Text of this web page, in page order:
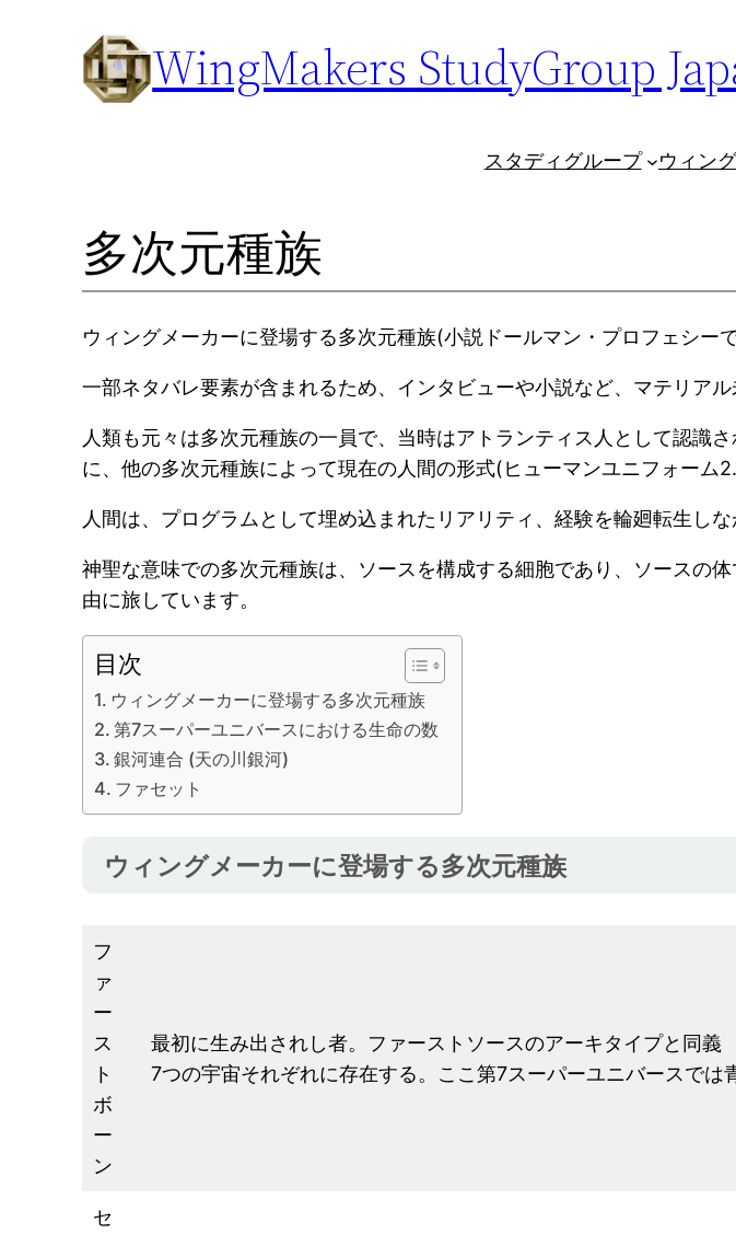
WingMakers StudyGroup
スタディグループ ウィン
多次元種族
ウィングメーカーに登場する多次元種族(小説ドールマン・プロフェシー
一部ネタバレ要素が含まれるため、インタビューや小説など、マテリアル
人類も元々は多次元種族の一員で、当時はアトランティス人として認識
に、他の多次元種族によって現在の人間の形式(ヒューマンユニフォーム
人間は、プログラムとして埋め込まれたリアリティ、経験を輪廻転生しな
神聖な意味での多次元種族は、ソースを構成する細胞であり、ソースの
由に旅しています。
目次
ウィングメーカーに登場する多次元種族
第7スーパーユニバースにおける生命の数
銀河連合 (天の川銀河)
ファセット
ウィングメーカーに登場する多次元種族
フ
ァ
ー
ス
ト
ボ
ー
ン
最初に生み出されし者。ファーストソースのアーキタイプと同義
7つの宇宙それぞれに存在する。ここ第7スーパーユニバースでは
セ